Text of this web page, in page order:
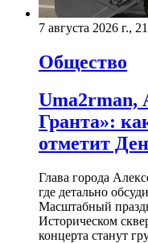
7 августа 2026 г.,
Общество
Uma2rman,
Гранта»:
отметит
Глава города
где детально
Масштабный
Историческом
концерта станут